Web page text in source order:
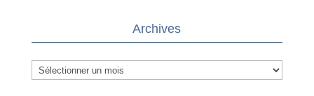
Archives
Archives